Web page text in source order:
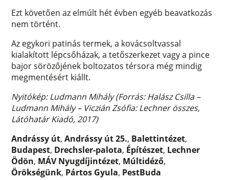
Ezt követően az elmúlt hét évben egyéb beavatkozás
nem történt.
Az egykori patinás termek, a kovácsoltvassal
kialakított lépcsőházak, a tetőszerkezet vagy a pince
bajor sörözőjének boltozatos térsora még mindig
megmentésért kiállt.
Nyitókép: Ludmann Mihály (Forrás: Halász Csilla –
Ludmann Mihály – Viczián Zsófia: Lechner összes,
Látóhatár Kiadó, 2017)
Andrássy út,Andrássy út 25., Balettintézet,
Budapest, Drechsler-palota, Építészet, Lechner
Ödön, MÁV Nyugdíjintézet, Múltidéző,
Örökségünk, Pártos Gyula, PestBuda